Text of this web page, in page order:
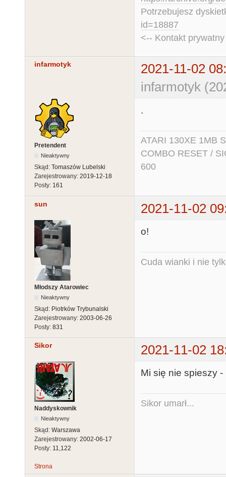
Potrzebujesz
id=18887
<-- Kontakt
infarmotyk
2021-11-02
infarmotyk
Pretendent
Nieaktywny
Skąd: Tomaszów Lubelski
Zarejestrowany: 2019-12-18
Posty: 161
.
ATARI 130XE 1MB
COMBO RESET /
600
sun 2021-11-02
Młodszy Atarowiec
Nieaktywny
Skąd: Piotrków Trybunalski
Zarejestrowany: 2003-06-26
Posty: 831
o!
Cuda wianki i nie
Sikor 2021-11-02
Naddyskownik
Nieaktywny
Skąd: Warszawa
Zarejestrowany: 2002-06-17
Posty: 11,122
Mi się nie spieszy
Sikor umarł...
Strona